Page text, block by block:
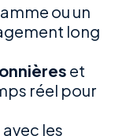
ou un
long
et
réel pour
avec les